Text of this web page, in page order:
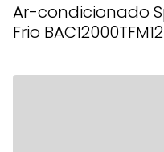
Ar-condicionado
Frio BAC12000TFM12